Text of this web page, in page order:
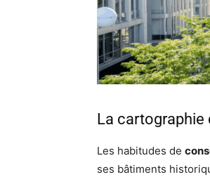
La
Les habitudes de
ses bâtiments